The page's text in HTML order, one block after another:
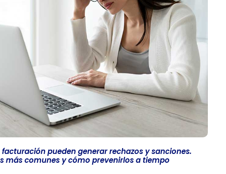
pueden generar rechazos y sanciones.
más comunes y cómo prevenirlos a tiempo